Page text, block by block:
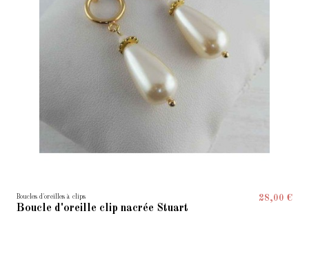
Boucles d'oreilles à clips
Boucle d'oreille clip nacrée Stuart
28,00 €